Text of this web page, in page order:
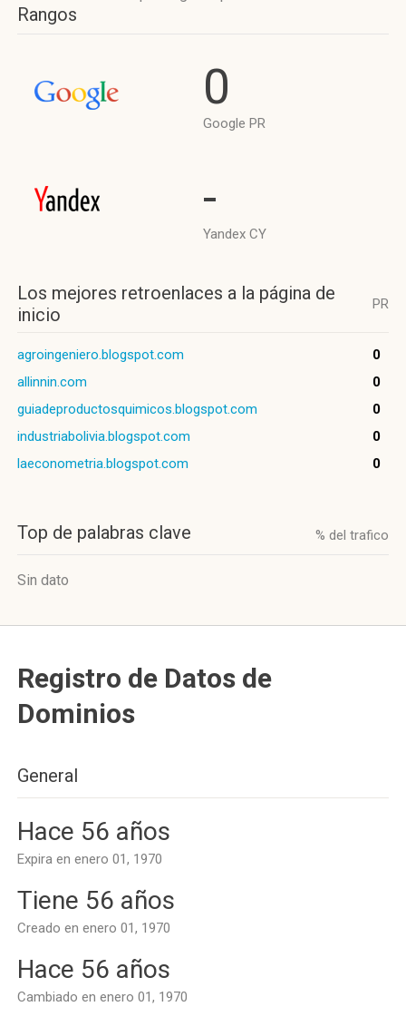
Rangos
0
Google PR
-
Yandex CY
Los mejores retroenlaces a la página de
inicio
PR
agroingeniero.blogspot.com
0
allinnin.com
0
guiadeproductosquimicos.blogspot.com
0
industriabolivia.blogspot.com
0
laeconometria.blogspot.com
0
Top de palabras clave % del trafico
Sin dato
Registro de Datos de
Dominios
General
Hace 56 años
Expira en enero 01, 1970
Tiene 56 años
Creado en enero 01, 1970
Hace 56 años
Cambiado en enero 01, 1970